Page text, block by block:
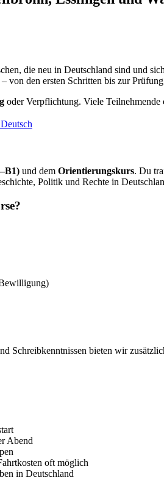
die neu in Deutschland sind und
von den ersten Schritten bis zur Prüfung
oder Verpflichtung. Viele Teilnehmende
und dem Orientierungskurs. Du
Politik und Rechte in
Schreibkenntnissen bieten wir
Abend
oft möglich
in Deutschland